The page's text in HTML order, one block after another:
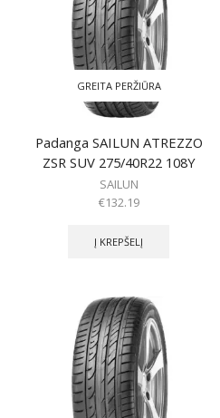
GREITA PERŽIŪRA
Padanga SAILUN ATREZZO
ZSR SUV 275/40R22 108Y
SAILUN
€132.19
Į KREPŠELĮ